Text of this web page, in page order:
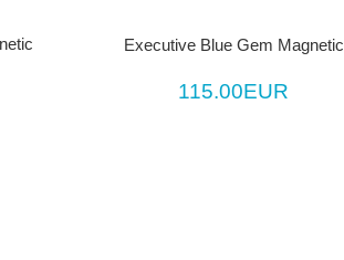
Executive Blue Gem Magnetic
115.00EUR